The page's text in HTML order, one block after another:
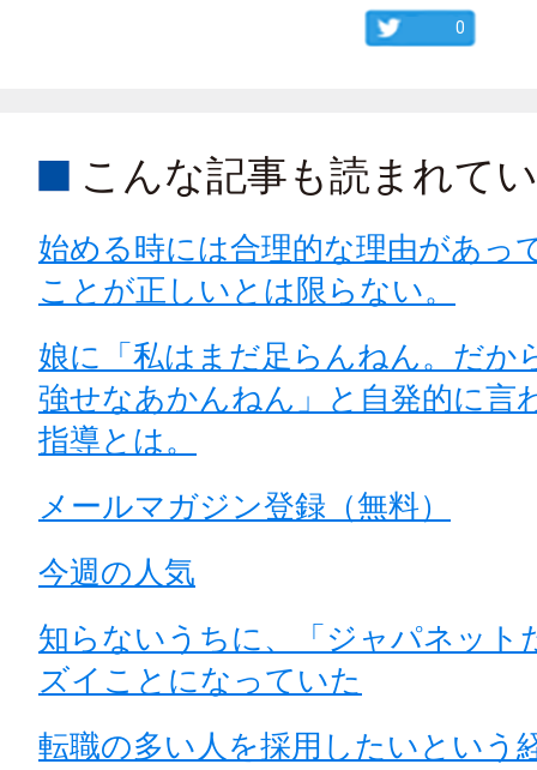
0
こんな記事も読まれて
始める時には合理的な理由があっ
ことが正しいとは限らない。
娘に「私はまだ足らんねん。だか
強せなあかんねん」と自発的に言
指導とは。
メールマガジン登録（無料）
今週の人気
知らないうちに、「ジャパネット
ズイことになっていた
転職の多い人を採用したいという